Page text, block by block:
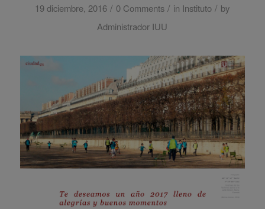
19 diciembre, 2016 / 0 Comments / in Instituto / by
Administrador IUU